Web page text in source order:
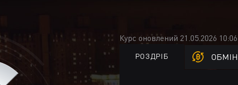
РОЗДРІБ
Курс оновлений 21.05.2026 10:06